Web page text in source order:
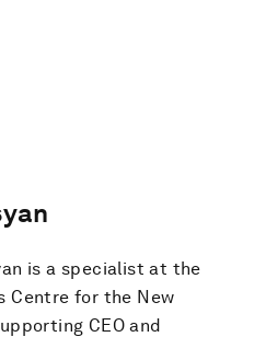
is a specialist at the
Centre for the New
CEO and